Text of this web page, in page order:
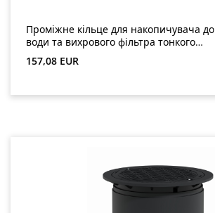
Проміжне кільце для накопичувача
води та вихрового фільтра тонкого
очищення WFF 300
Звичайна ціна:
157,08 EUR